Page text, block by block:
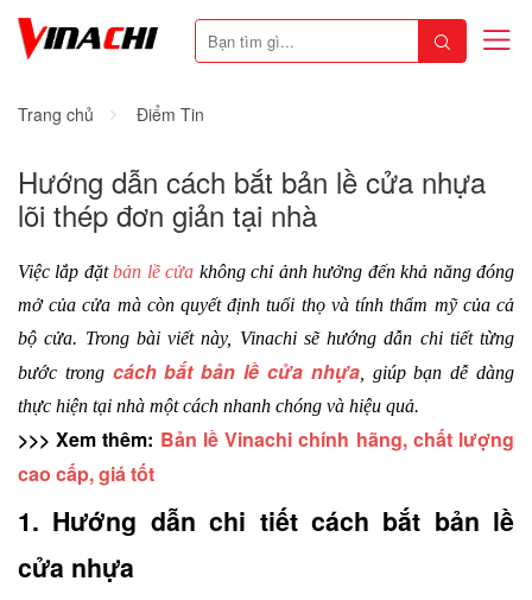
Trang chủ Điểm Tin
Hướng dẫn cách bắt bản lề cửa nhựa
lõi thép đơn giản tại nhà
Việc lắp đặt bản lề cửa không chỉ ảnh hưởng đến khả năng đóng
mở của cửa mà còn quyết định tuổi thọ và tính thẩm mỹ của cả
bộ cửa. Trong bài viết này, Vinachi sẽ hướng dẫn chi tiết từng
bước trong cách bắt bản lề cửa nhựa, giúp bạn dễ dàng
thực hiện tại nhà một cách nhanh chóng và hiệu quả.
>>> Xem thêm: Bản lề Vinachi chính hãng, chất lượng
cao cấp, giá tốt
1. Hướng dẫn chi tiết cách bắt bản lề
cửa nhựa